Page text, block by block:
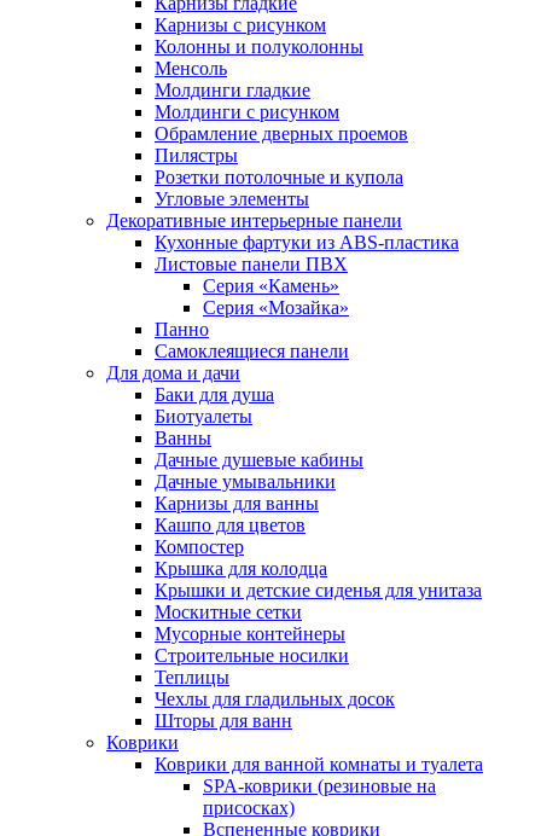
Карнизы с рисунком
Колонны и полуколонны
Менсоль
Молдинги гладкие
Молдинги с рисунком
Обрамление дверных проемов
Пилястры
Розетки потолочные и купола
Угловые элементы
Декоративные интерьерные панели
Кухонные фартуки из ABS-пластика
Листовые панели ПВХ
Серия «Камень»
Серия «Мозайка»
Панно
Самоклеящиеся панели
Для дома и дачи
Баки для душа
Биотуалеты
Ванны
Дачные душевые кабины
Дачные умывальники
Карнизы для ванны
Кашпо для цветов
Компостер
Крышка для колодца
Крышки и детские сиденья для унитаза
Москитные сетки
Мусорные контейнеры
Строительные носилки
Теплицы
Чехлы для гладильных досок
Шторы для ванн
Коврики
Коврики для ванной комнаты и туалета
SPA-коврики (резиновые на
присосках)
Вспененные коврики